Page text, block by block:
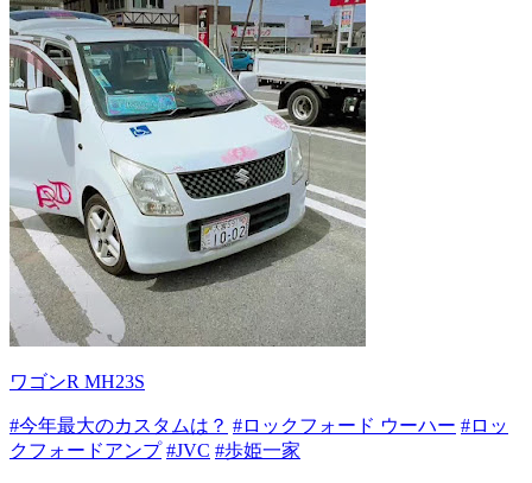
ワゴンR MH23S
#今年最大のカスタムは？ #ロックフォード ウーハー #ロッ
クフォードアンプ #JVC #歩姫一家